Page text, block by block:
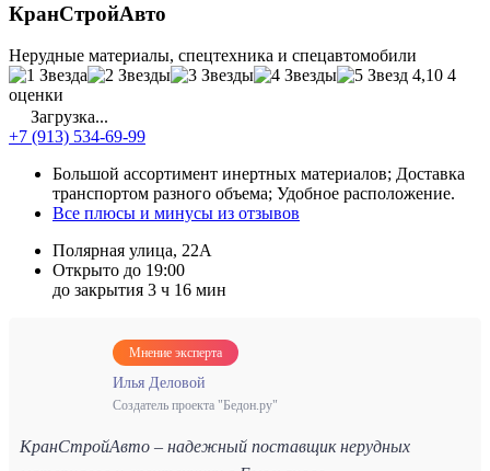
КранСтройАвто
Нерудные материалы, спецтехника и спецавтомобили
4,10 4
оценки
Загрузка...
+7 (913) 534-69-99
Большой ассортимент инертных материалов; Доставка
транспортом разного объема; Удобное расположение.
Все плюсы и минусы из отзывов
Полярная улица, 22А
Открыто до 19:00
до закрытия 3 ч 16 мин
Мнение эксперта
Илья Деловой
Создатель проекта "Бедон.ру"
КранСтройАвто – надежный поставщик нерудных